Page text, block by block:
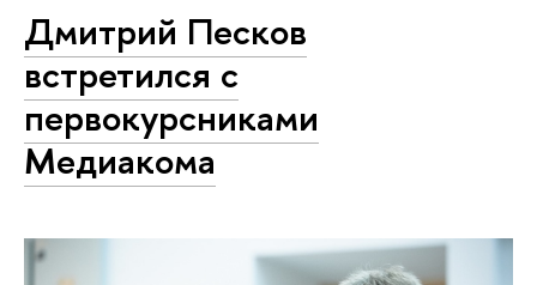
Дмитрий Песков
встретился с
первокурсниками
Медиакома